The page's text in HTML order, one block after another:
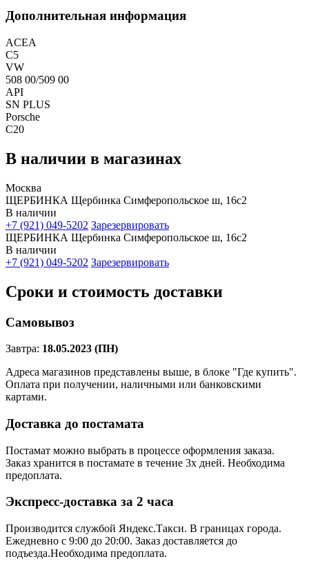
Дополнительная информация
ACEA
C5
VW
508 00/509 00
API
SN PLUS
Porsche
C20
В наличии в магазинах
Москва
ЩЕРБИНКА Щербинка Симферопольское ш, 16с2
В наличии
+7 (921) 049-5202 Зарезервировать
ЩЕРБИНКА Щербинка Симферопольское ш, 16с2
В наличии
+7 (921) 049-5202 Зарезервировать
Сроки и стоимость доставки
Самовывоз
Завтра: 18.05.2023 (ПН)
Адреса магазинов представлены выше, в блоке "Где купить".
Оплата при получении, наличными или банковскими
картами.
Доставка до постамата
Постамат можно выбрать в процессе оформления заказа.
Заказ хранится в постамате в течение 3х дней. Необходима
предоплата.
Экспресс-доставка за 2 часa
Производится службой Яндекс.Такси. В границах города.
Ежедневно с 9:00 до 20:00. Заказ доставляется до
подъезда.Необходима предоплата.